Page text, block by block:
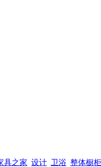
具之家 设计 卫浴 整体橱柜